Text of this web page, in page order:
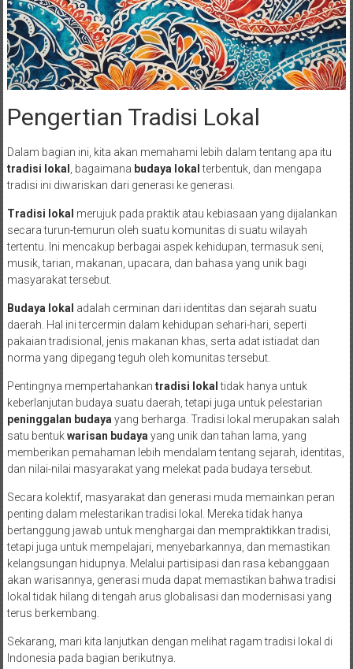
Pengertian Tradisi Lokal
Dalam bagian ini, kita akan memahami lebih dalam tentang apa itu
tradisi lokal
, bagaimana budaya lokal terbentuk, dan mengapa
tradisi ini diwariskan dari generasi ke generasi.
Tradisi lokal merujuk pada praktik atau kebiasaan yang dijalankan
secara turun-temurun oleh suatu komunitas di suatu wilayah
tertentu. Ini mencakup berbagai aspek kehidupan, termasuk seni,
musik, tarian, makanan, upacara, dan bahasa yang unik bagi
masyarakat tersebut.
Budaya lokal adalah cerminan dari identitas dan sejarah suatu
daerah. Hal ini tercermin dalam kehidupan sehari-hari, seperti
pakaian tradisional, jenis makanan khas, serta adat istiadat dan
norma yang dipegang teguh oleh komunitas tersebut.
Pentingnya mempertahankan tradisi lokal tidak hanya untuk
keberlanjutan budaya suatu daerah, tetapi juga untuk pelestarian
peninggalan budaya yang berharga. Tradisi lokal merupakan salah
satu bentukwarisan budaya yang unik dan tahan lama, yang
memberikan pemahaman lebih mendalam tentang sejarah, identitas,
dan nilai-nilai masyarakat yang melekat pada budaya tersebut.
Secara kolektif, masyarakat dan generasi muda memainkan peran
penting dalam melestarikan tradisi lokal. Mereka tidak hanya
bertanggung jawab untuk menghargai dan mempraktikkan tradisi,
tetapi juga untuk mempelajari, menyebarkannya, dan memastikan
kelangsungan hidupnya. Melalui partisipasi dan rasa kebanggaan
akan warisannya, generasi muda dapat memastikan bahwa tradisi
lokal tidak hilang di tengah arus globalisasi dan modernisasi yang
terus berkembang.
Sekarang, mari kita lanjutkan dengan melihat ragam tradisi lokal di
Indonesia pada bagian berikutnya.